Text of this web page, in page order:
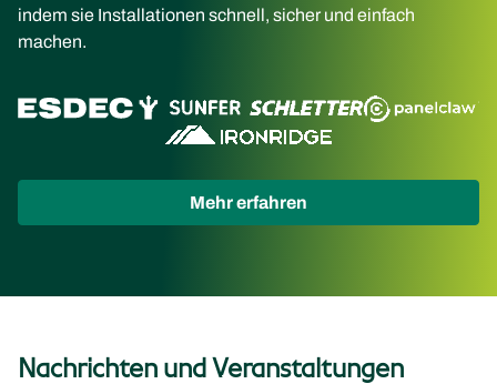
indem sie Installationen schnell, sicher und einfach
machen.
Mehr erfahren
in
Nachrichten und Veranstaltungen